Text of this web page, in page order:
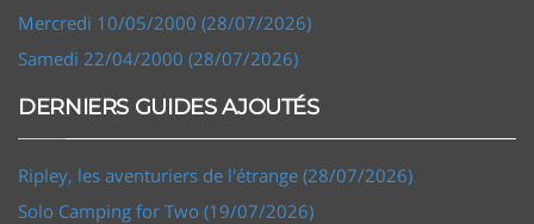
Mercredi 10/05/2000 (28/07/2026)
Samedi 22/04/2000 (28/07/2026)
DERNIERS GUIDES AJOUTÉS
Ripley, les aventuriers de l'étrange (28/07/2026)
Solo Camping for Two (19/07/2026)